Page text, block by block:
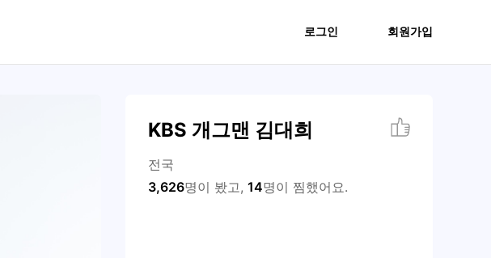
로그인 회원가입
KBS 개그맨 김대희
전국
3,626명이 봤고, 14명이 찜했어요.